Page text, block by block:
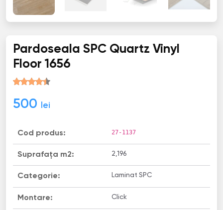
Pardoseala SPC Quartz Vinyl
Floor 1656
500 lei
Cod produs: 27-1137
Suprafața m2: 2,196
Categorie: Laminat SPC
Montare: Click